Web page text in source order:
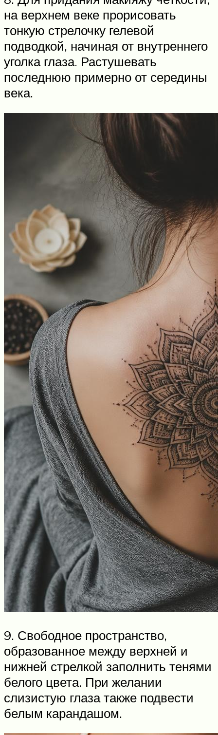
на верхнем веке прорисовать
тонкую стрелочку гелевой
подводкой, начиная от внутреннего
уголка глаза. Растушевать
последнюю примерно от середины
века.
9. Свободное пространство,
образованное между верхней и
нижней стрелкой заполнить тенями
белого цвета. При желании
слизистую глаза также подвести
белым карандашом.